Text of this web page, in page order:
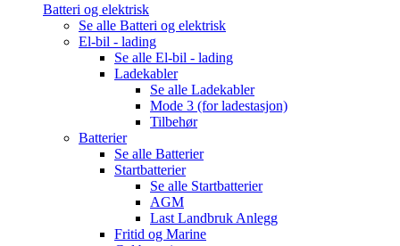
Batteri og elektrisk
Se alle Batteri og elektrisk
El-bil - lading
Se alle El-bil - lading
Ladekabler
Se alle Ladekabler
Mode 3 (for ladestasjon)
Tilbehør
Batterier
Se alle Batterier
Startbatterier
Se alle Startbatterier
AGM
Last Landbruk Anlegg
Fritid og Marine